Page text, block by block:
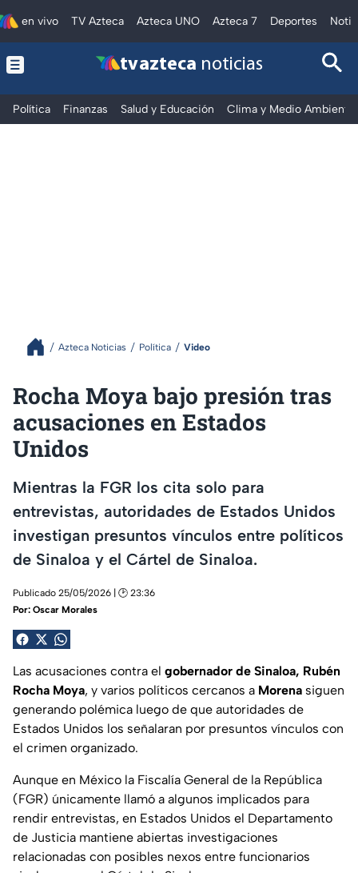
en vivo TV Azteca Azteca UNO Azteca 7 Deportes
tv azteca noticias
Política Finanzas Salud y Educación Clima y Medio Ambiente
Azteca Noticias Política Video
Rocha Moya bajo presión tras
acusaciones en Estados
Unidos
Mientras la FGR los cita solo para
entrevistas, autoridades de Estados Unidos
investigan presuntos vínculos entre políticos
de Sinaloa y el Cártel de Sinaloa.
Publicado 25/05/2026 | 🕑 23:36
Por: Oscar Morales
Las acusaciones contra el gobernador de Sinaloa, Rubén
Rocha Moya, y varios políticos cercanos a Morena siguen
generando polémica luego de que autoridades de
Estados Unidos los señalaran por presuntos vínculos con
el crimen organizado.
Aunque en México la Fiscalía General de la República
(FGR) únicamente llamó a algunos implicados para
rendir entrevistas, en Estados Unidos el Departamento
de Justicia mantiene abiertas investigaciones
relacionadas con posibles nexos entre funcionarios